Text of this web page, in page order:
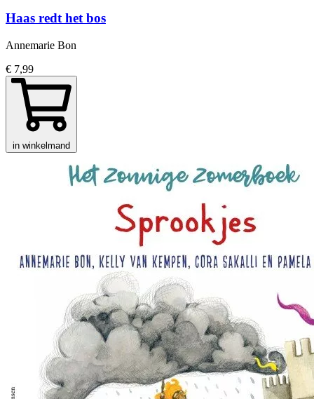
Haas redt het bos
Annemarie Bon
€ 7,99
in winkelmand